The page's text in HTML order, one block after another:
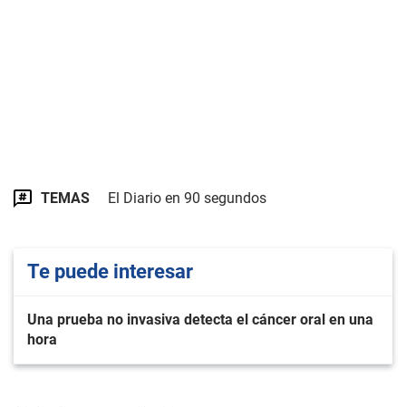
TEMAS El Diario en 90 segundos
Te puede interesar
Una prueba no invasiva detecta el cáncer oral en una
hora